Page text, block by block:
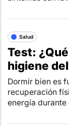
Salud
Test:
higiene
Dormir bien es
recuperación
energía durante